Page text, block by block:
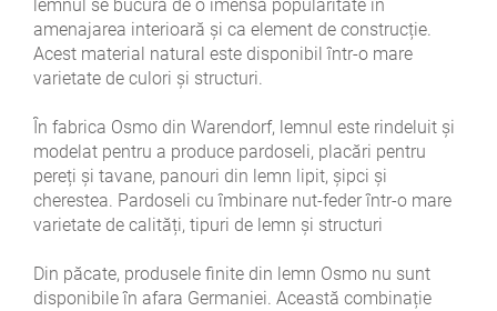
lemnul se bucură de o imensă popularitate în
amenajarea interioară și ca element de construcție.
Acest material natural este disponibil într-o mare
varietate de culori și structuri.
În fabrica Osmo din Warendorf, lemnul este rindeluit și
modelat pentru a produce pardoseli, placări pentru
pereți și tavane, panouri din lemn lipit, șipci și
cherestea. Pardoseli cu îmbinare nut-feder într-o mare
varietate de calități, tipuri de lemn și structuri
Din păcate, produsele finite din lemn Osmo nu sunt
disponibile în afara Germaniei. Această combinație